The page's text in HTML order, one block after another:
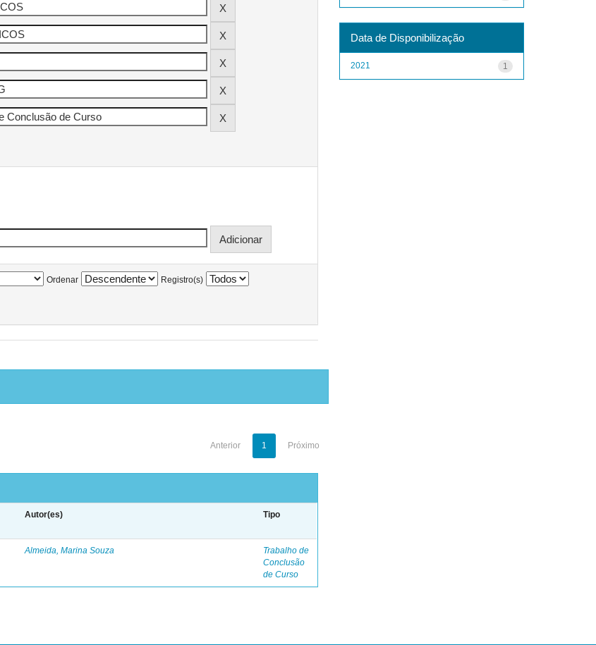
Ordenar Registro(s)
Anterior 1 Próximo
Autor(es) Tipo
Almeida, Marina Souza
Trabalho de
Conclusão
de Curso
Data de Disponibilização
1
2021